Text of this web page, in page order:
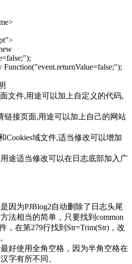
Function("event.returnValue=false;");
文件,用途可以加上自定义的代码,
链接页面,用途可以加上自己的网站
Cookies域文件,适当修改可以增加
用途适当修改可以在日志底部加入广
为PJBlog2自动删除了日志头尾
法相当的简单，只要找到common
，在第279行找到Str=Trim(Str)，改
使用全角空格，因为半角空格在
字有所不同。